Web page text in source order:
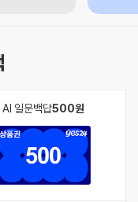
AI 일문백답500원